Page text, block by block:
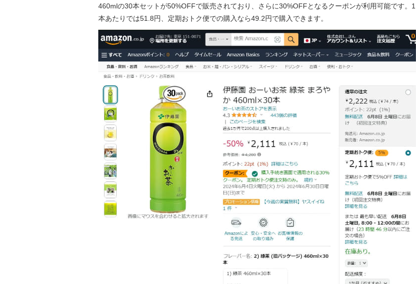
460mlの30本セットが50%OFFで販売されており、さらに30%OFFとなるクーポンが利用可能です。1
本あたりでは51.8円、定期おトク便での購入なら49.2円で購入できます。